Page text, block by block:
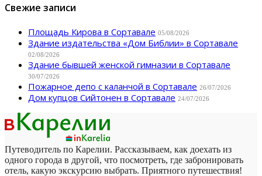
Свежие записи
Площадь Кирова в Сортавале 05/08/2026
Здание издательства «Дом Библии» в Сортавале
02/08/2026
Здание бывшей женской гимназии в Сортавале
30/07/2026
Пожарное депо с каланчой в Сортавале 26/07/2026
Дом купцов Сийтонен в Сортавале 24/07/2026
Путеводитель по Карелии. Рассказываем, как доехать из
одного города в другой, что посмотреть, где забронировать
отель, какую экскурсию выбрать. Приятного путешествия!